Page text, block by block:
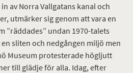
av Norra Vallgatans kanal och
utmärker sig genom att vara en
”räddades” undan 1970-talets
sliten och nedgången miljö men
Museum protesterade högljutt
till glädje för alla. Idag, efter